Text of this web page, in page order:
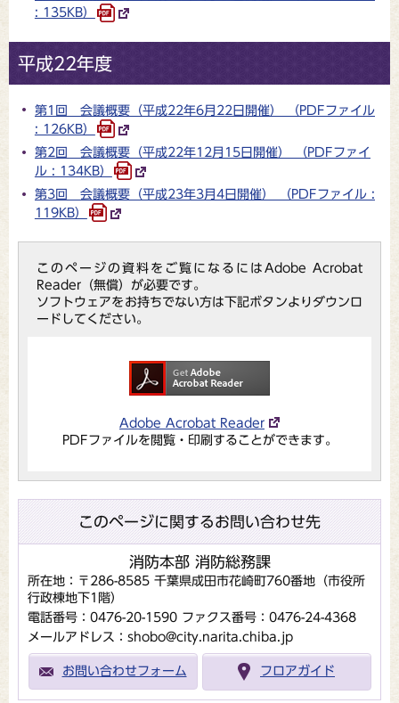
: 135KB）
平成22年度
第1回 会議概要（平成22年6月22日開催） （PDFファイル
: 126KB）
第2回 会議概要（平成22年12月15日開催） （PDFファイ
ル : 134KB）
第3回 会議概要（平成23年3月4日開催） （PDFファイル :
119KB）
このページの資料をご覧になるにはAdobe Acrobat
Reader（無償）が必要です。
ソフトウェアをお持ちでない方は下記ボタンよりダウンロ
ードしてください。
Adobe Acrobat Reader
PDFファイルを閲覧・印刷することができます。
このページに関するお問い合わせ先
消防本部 消防総務課
所在地：〒286-8585 千葉県成田市花崎町760番地（市役所
行政棟地下1階）
電話番号：0476-20-1590 ファクス番号：0476-24-4368
メールアドレス：shobo@city.narita.chiba.jp
お問い合わせフォーム フロアガイド